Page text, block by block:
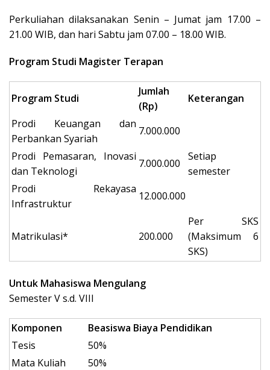
Perkuliahan dilaksanakan Senin – Jumat jam 17.00 –
21.00 WIB, dan hari Sabtu jam 07.00 – 18.00 WIB.
Program Studi Magister Terapan
Program Studi
Jumlah
(Rp)
Keterangan
Prodi Keuangan dan
Perbankan Syariah
7.000.000
Prodi Pemasaran, Inovasi
dan Teknologi
7.000.000
Setiap
semester
Prodi Rekayasa
Infrastruktur
12.000.000
Matrikulasi* 200.000
Per SKS
(Maksimum 6
SKS)
Untuk Mahasiswa Mengulang
Semester V s.d. VIII
Komponen
Beasiswa Biaya Pendidikan
Tesis
50%
Mata Kuliah
50%